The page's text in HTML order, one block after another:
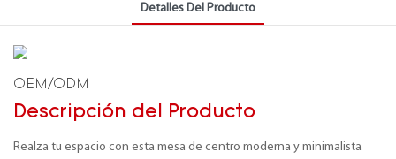
Detalles Del Producto
OEM/ODM
Descripción del Producto
Realza tu espacio con esta mesa de centro moderna y minimalista